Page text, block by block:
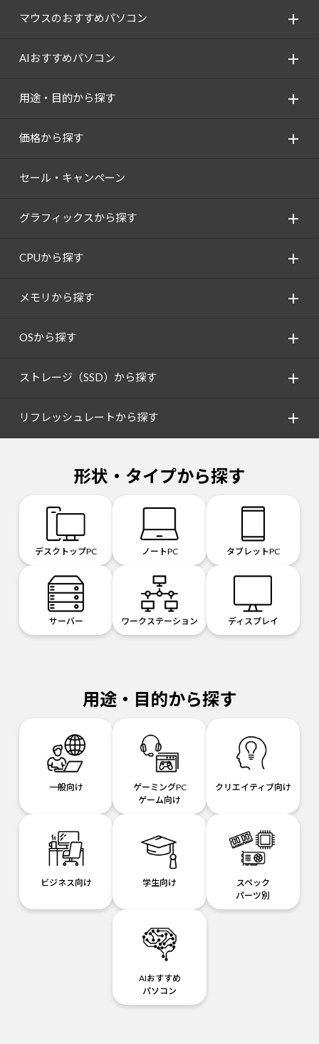
マウスのおすすめパソコン
AIおすすめパソコン
用途・目的から探す
価格から探す
セール・キャンペーン
グラフィックスから探す
CPUから探す
メモリから探す
OSから探す
ストレージ（SSD）から探す
リフレッシュレートから探す
形状・タイプから探す
デスクトップPC ノートPC タブレットPC
サーバー ワークステーション ディスプレイ
用途・目的から探す
一般向け
ゲーミングPC
ゲーム向け
クリエイティブ向け
ビジネス向け 学生向け
スペック
パーツ別
AIおすすめ
パソコン